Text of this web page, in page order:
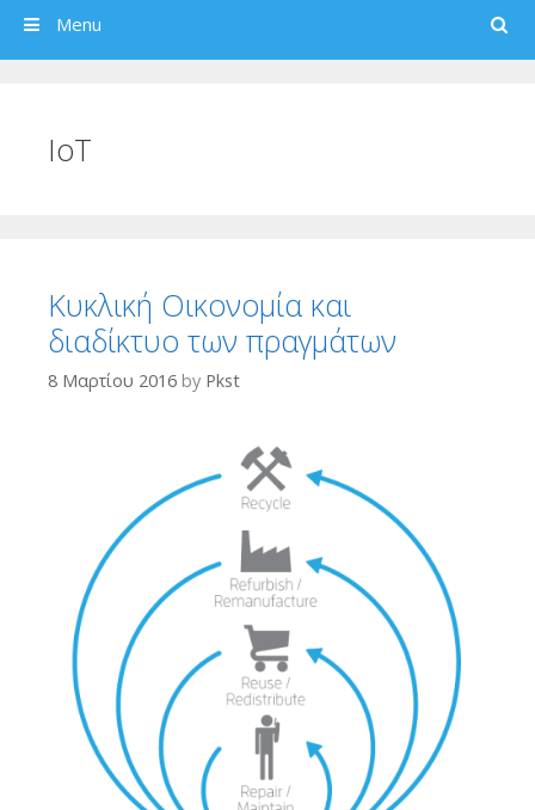
Search
Menu
IoT
Κυκλική Οικονομία και
διαδίκτυο των πραγμάτων
8 Μαρτίου 2016 by Pkst